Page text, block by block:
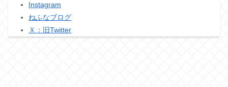
Instagram
ねふなブログ
Ｘ：旧Twitter